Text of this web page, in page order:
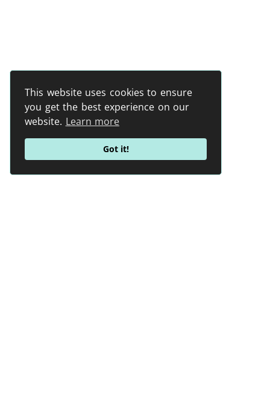
This website uses cookies to ensure
you get the best experience on our
website. Learn more
Got it!